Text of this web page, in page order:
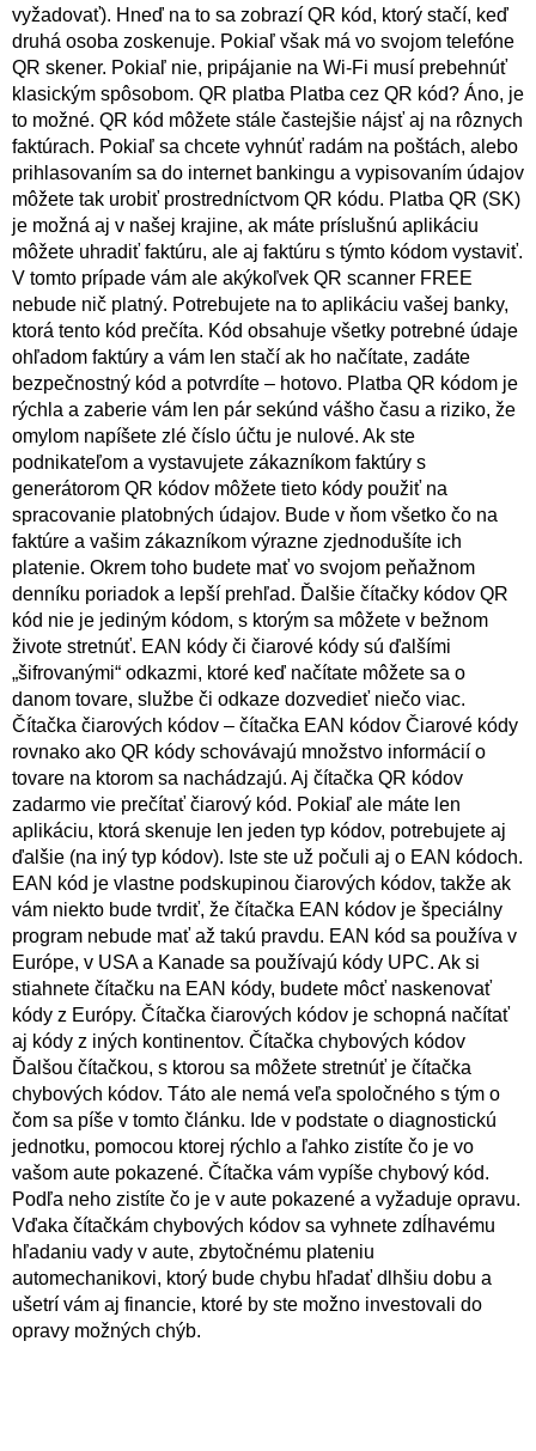
vyžadovať). Hneď na to sa zobrazí QR kód, ktorý stačí, keď
druhá osoba zoskenuje. Pokiaľ však má vo svojom telefóne
QR skener. Pokiaľ nie, pripájanie na Wi-Fi musí prebehnúť
klasickým spôsobom. QR platba Platba cez QR kód? Áno, je
to možné. QR kód môžete stále častejšie nájsť aj na rôznych
faktúrach. Pokiaľ sa chcete vyhnúť radám na poštách, alebo
prihlasovaním sa do internet bankingu a vypisovaním údajov
môžete tak urobiť prostredníctvom QR kódu. Platba QR (SK)
je možná aj v našej krajine, ak máte príslušnú aplikáciu
môžete uhradiť faktúru, ale aj faktúru s týmto kódom vystaviť.
V tomto prípade vám ale akýkoľvek QR scanner FREE
nebude nič platný. Potrebujete na to aplikáciu vašej banky,
ktorá tento kód prečíta. Kód obsahuje všetky potrebné údaje
ohľadom faktúry a vám len stačí ak ho načítate, zadáte
bezpečnostný kód a potvrdíte – hotovo. Platba QR kódom je
rýchla a zaberie vám len pár sekúnd vášho času a riziko, že
omylom napíšete zlé číslo účtu je nulové. Ak ste
podnikateľom a vystavujete zákazníkom faktúry s
generátorom QR kódov môžete tieto kódy použiť na
spracovanie platobných údajov. Bude v ňom všetko čo na
faktúre a vašim zákazníkom výrazne zjednodušíte ich
platenie. Okrem toho budete mať vo svojom peňažnom
denníku poriadok a lepší prehľad. Ďalšie čítačky kódov QR
kód nie je jediným kódom, s ktorým sa môžete v bežnom
živote stretnúť. EAN kódy či čiarové kódy sú ďalšími
„šifrovanými“ odkazmi, ktoré keď načítate môžete sa o
danom tovare, službe či odkaze dozvedieť niečo viac.
Čítačka čiarových kódov – čítačka EAN kódov Čiarové kódy
rovnako ako QR kódy schovávajú množstvo informácií o
tovare na ktorom sa nachádzajú. Aj čítačka QR kódov
zadarmo vie prečítať čiarový kód. Pokiaľ ale máte len
aplikáciu, ktorá skenuje len jeden typ kódov, potrebujete aj
ďalšie (na iný typ kódov). Iste ste už počuli aj o EAN kódoch.
EAN kód je vlastne podskupinou čiarových kódov, takže ak
vám niekto bude tvrdiť, že čítačka EAN kódov je špeciálny
program nebude mať až takú pravdu. EAN kód sa používa v
Európe, v USA a Kanade sa používajú kódy UPC. Ak si
stiahnete čítačku na EAN kódy, budete môcť naskenovať
kódy z Európy. Čítačka čiarových kódov je schopná načítať
aj kódy z iných kontinentov. Čítačka chybových kódov
Ďalšou čítačkou, s ktorou sa môžete stretnúť je čítačka
chybových kódov. Táto ale nemá veľa spoločného s tým o
čom sa píše v tomto článku. Ide v podstate o diagnostickú
jednotku, pomocou ktorej rýchlo a ľahko zistíte čo je vo
vašom aute pokazené. Čítačka vám vypíše chybový kód.
Podľa neho zistíte čo je v aute pokazené a vyžaduje opravu.
Vďaka čítačkám chybových kódov sa vyhnete zdĺhavému
hľadaniu vady v aute, zbytočnému plateniu
automechanikovi, ktorý bude chybu hľadať dlhšiu dobu a
ušetrí vám aj financie, ktoré by ste možno investovali do
opravy možných chýb.